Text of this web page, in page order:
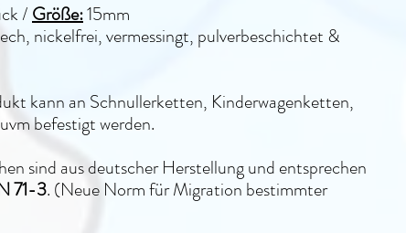
/Größe:15mm
nickelfrei, vermessingt, pulverbeschichtet &
kann an Schnullerketten, Kinderwagenketten,
befestigt werden.
sind aus deutscher Herstellung und entsprechen
71-3. (Neue Norm für Migration bestimmter